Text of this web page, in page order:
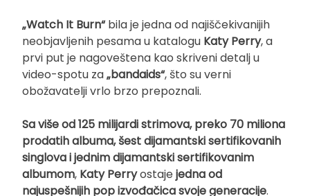
„Watch It Burn“bila je jedna od najiščekivanijih
neobjavljenih pesama u katalogu Katy Perry, a
prvi put je nagoveštena kao skriveni detalj u
video-spotu za„bandaids“, što su verni
obožavatelji vrlo brzo prepoznali.
Sa više od 125 milijardi strimova, preko 70 miliona
prodatih albuma, šest dijamantski sertifikovanih
singlova i jednim dijamantski sertifikovanim
albumom, Katy Perryostaje jedna od
najuspešnijih pop izvođačica svoje generacije.